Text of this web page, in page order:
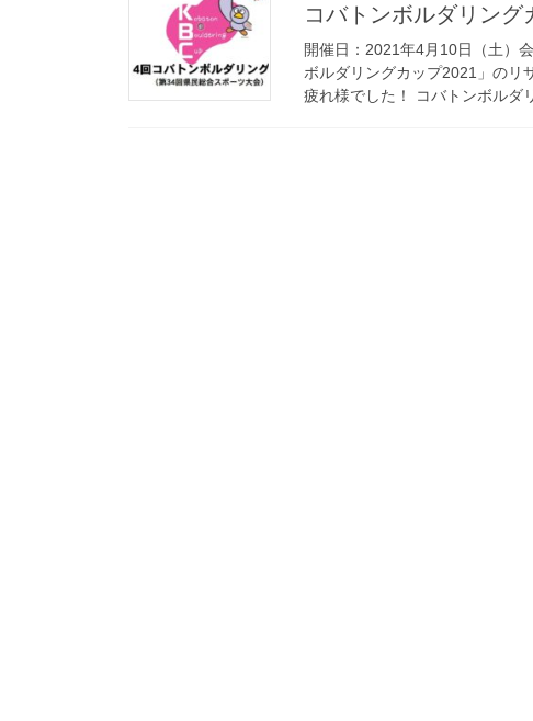
コバトンボルダリン
開催日：2021年4月10日（土）
ボルダリングカップ2021」のリ
疲れ様でした！ コバトンボル